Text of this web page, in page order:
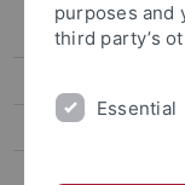
Projekte
Neues aus dem
purposes and
third party’s
Essential